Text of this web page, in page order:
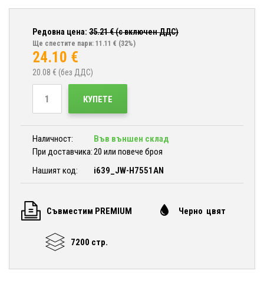
Редовна цена: 35.21€ (с включен ДДС)
Ще спестите пари: 11.11 € (32%)
24.10 €
20.08 € (без ДДС)
КУПЕТЕ
Наличност:
Във външен склад
При доставчика:20 или повече броя
Нашият код:
i639_JW-H7551AN
Съвместим PREMIUM Черно цвят
7200 стр.